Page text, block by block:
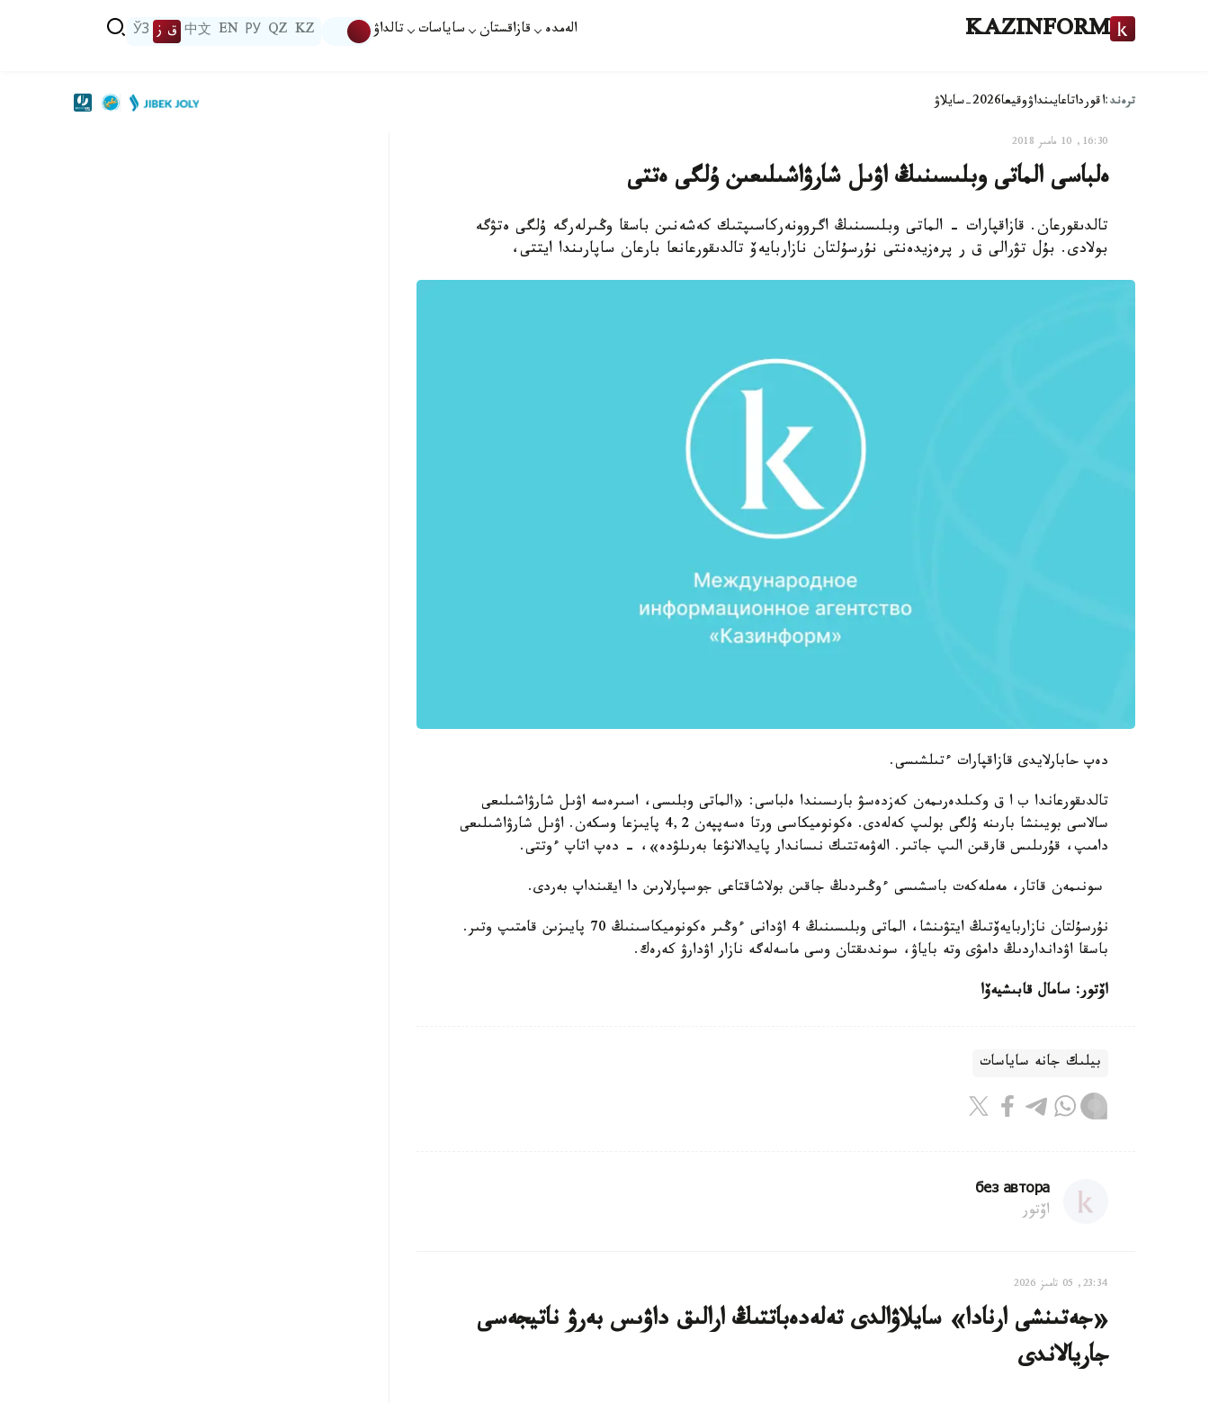
KAZINFORM الەمدە قازاقستان ساياسات تالداۋ KZ
QZ
РУ
EN
中文 ق ز ЎЗ
ترەند:اقورداتاعايىنداۋوقيعا2026-سايلاۋ
16:30, 10 مامىر 2018
ەلباسى الماتى وبلىسىنىڭ اۋىل شارۋاشىلىعىن ۇلگى ەتتى
تالدىقورعان. قازاقپارات - الماتى وبلىسىنىڭ اگروونەركاسىپتىك كەشەنىن باسقا وڭىرلەرگە ۇلگى ەتۋگە
بولادى. بۇل تۋرالى ق ر پرەزيدەنتى نۇرسۇلتان نازاربايەۆ تالدىقورعانعا بارعان ساپارىندا ايتتى،
دەپ حابارلايدى قازاقپارات ءتىلشىسى.
تالدىقورعاندا ب ا ق وكىلدەرىمەن كەزدەسۋ بارىسىندا ەلباسى: «الماتى وبلىسى، اسىرەسە اۋىل شارۋاشىلىعى
سالاسى بويىنشا بارىنە ۇلگى بولىپ كەلەدى. ەكونوميكاسى ورتا ەسەپپەن 4,2 پايىزعا وسكەن. اۋىل شارۋاشىلىعى
دامىپ، قۇرىلىس قارقىن الىپ جاتىر. الەۋمەتتىك نىساندار پايدالانۋعا بەرىلۋدە»، - دەپ اتاپ ءوتتى.
سونىمەن قاتار، مەملەكەت باسشىسى ءوڭىردىڭ جاقىن بولاشاقتاعى جوسپارلارىن دا ايقىنداپ بەردى.
نۇرسۇلتان نازاربايەۆتىڭ ايتۋىنشا، الماتى وبلىسىنىڭ 4 اۋدانى ءوڭىر ەكونوميكاسىنىڭ 70 پايىزىن قامتىپ وتىر.
باسقا اۋدانداردىڭ دامۋى وتە باياۋ، سوندىقتان وسى ماسەلەگە نازار اۋدارۋ كەرەك.
اۆتور: سامال قابىشيەۆا
بيلىك جانە ساياسات
без автора
اۆتور
23:34, 05 تامىز 2026
«جەتىنشى ارنادا» سايلاۋالدى تەلەدەباتتىڭ ارالىق داۋىس بەرۋ ناتيجەسى
جاريالاندى